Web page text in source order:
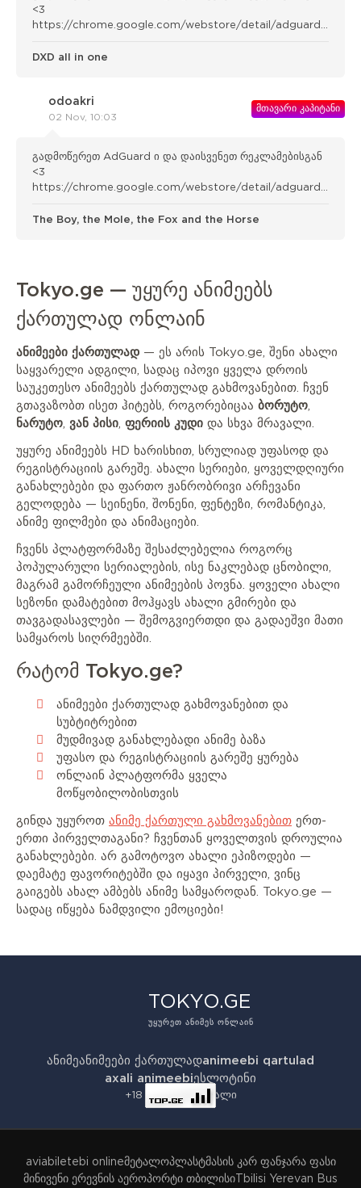
<3
https://chrome.google.com/webstore/detail/adguard-
DXD all in one
odoakri
02 Nov, 10:03
მთავარი კაპიტანი
გადმოწერეთ AdGuard ი და დაისვენეთ რეკლამებისგან
<3
https://chrome.google.com/webstore/detail/adguard-
The Boy, the Mole, the Fox and the Horse
Tokyo.ge — უყურე ანიმეებს
ქართულად ონლაინ
ანიმეები ქართულად — ეს არის Tokyo.ge, შენი ახალი
საყვარელი ადგილი, სადაც იპოვი ყველა დროის
საუკეთესო ანიმეებს ქართულად გახმოვანებით. ჩვენ
გთავაზობთ ისეთ ჰიტებს, როგორებიცაა ბორუტო
ნარუტო
ვან პისი ფერიის კუდი და სხვა მრავალი.
უყურე ანიმეებს HD ხარისხით, სრულიად უფასოდ და
რეგისტრაციის გარეშე. ახალი სერიები, ყოველდღიური
განახლებები და ფართო ჟანრობრივი არჩევანი
გელოდება — სეინენი, შონენი, ფენტეზი, რომანტიკა,
ანიმე ფილმები და ანიმაციები.
ჩვენს პლატფორმაზე შესაძლებელია როგორც
პოპულარული სერიალების, ისე ნაკლებად ცნობილი,
მაგრამ გამორჩეული ანიმეების პოვნა. ყოველი ახალი
სეზონი დამატებით მოჰყავს ახალი გმირები და
თავგადასავლები — შემოგვიერთდი და გადაეშვი მათი
სამყაროს სიღრმეებში.
რატომ Tokyo.ge?
ანიმეები ქართულად გახმოვანებით და
სუბტიტრებით
მუდმივად განახლებადი ანიმე ბაზა
უფასო და რეგისტრაციის გარეშე ყურება
ონლაინ პლატფორმა ყველა
მოწყობილობისთვის
გინდა უყუროთ ანიმე ქართული გახმოვანებით ერთ-
ერთი პირველთაგანი? ჩვენთან ყოველთვის დროულია
განახლებები. არ გამოტოვო ახალი ეპიზოდები —
დაემატე ფავორიტებში და იყავი პირველი, ვინც
გაიგებს ახალ ამბებს ანიმე სამყაროდან. Tokyo.ge —
სადაც იწყება ნამდვილი ემოციები!
TOKYO.GE
ᲣᲧᲣᲠᲔᲗ ᲐᲜᲘᲛᲔᲡ ᲝᲜᲚᲐᲘᲜ
ანიმეანიმეები ქართულადanimeebi qartulad
axali animeebiესლოტინი
+18 - ანიმე პორტალი
aviabiletebi onlineმეტალოპლასტმასის კარ ფანჯარა ფასი
მინივენი ერევნის აეროპორტი თბილისი Tbilisi Yerevan Bus